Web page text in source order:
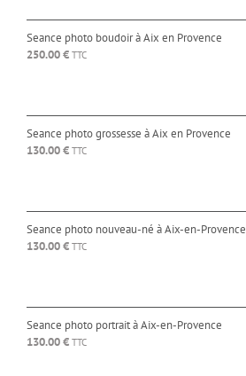
Seance photo boudoir à Aix en Provence
250.00€ TTC
Seance photo grossesse à Aix en Provence
130.00€ TTC
Seance photo nouveau-né à Aix-en-Provence
130.00€ TTC
Seance photo portrait à Aix-en-Provence
130.00€ TTC